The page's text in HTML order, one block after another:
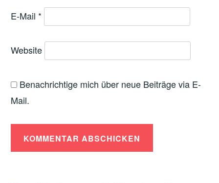
E-Mail *
Website
Benachrichtige mich über neue Beiträge via E-
Mail.